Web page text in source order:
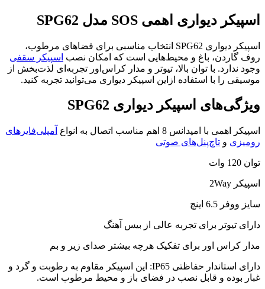
اسپیکر دیواری اهمی SOS مدل SPG62
اسپیکر دیواری SPG62 انتخاب مناسبی برای فضاهای مرطوب،
روف گاردن، باغ و محیط‌هایی است که امکان نصب اسپیکر سقفی
وجود ندارد. با توان بالا، تیوتر و مدار کراس‌اور تجربه‌ای لذت‌بخش از
موسیقی را با استفاده ازاین اسپیکر دیواری می‌توانید تجربه کنید.
ویژگی‌های اسپیکر دیواری SPG62
اسپیکر اهمی با امپدانس 8 اهم مناسب اتصال به انواع
آمپلی‌فایرهای
رومیزی و تاچ‌پنل‌های صوتی
توان 120 وات
اسپیکر 2Way
سایز ووفر 6.5 اینچ
دارای تیوتر برای تجربه عالی از بیس آهنگ
مدار کراس اور برای تفکیک هرچه بیشتر صدای زیر و بم
دارای استاندار حفاظتی IP65: این اسپیکر مقاوم به رطوبت و گرد و
غبار بوده و قابل نصب در فضای باز و محیط مرطوب است.